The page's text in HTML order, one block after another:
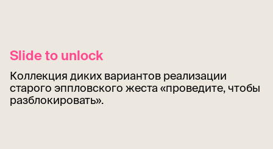
Slide to unlock
Коллекция диких вариантов реализации
старого эппловского жеста «проведите, чтобы
разблокировать».